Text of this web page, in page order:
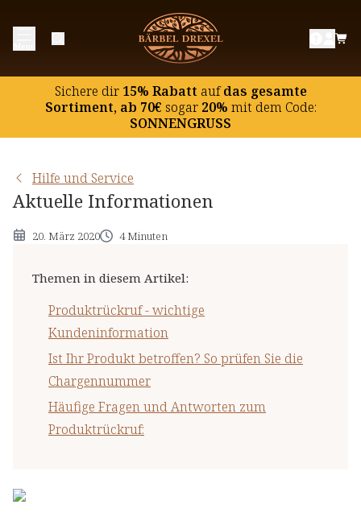
Sichere dir15% Rabatt aufdas gesamte
Sortiment, ab 70€ sogar20% mit dem Code:
SONNENGRUSS
Hilfe und Service
Aktuelle Informationen
20. März 2020 4 Minuten
Themen in diesem Artikel:
Produktrückruf - wichtige
Kundeninformation
Ist Ihr Produkt betroffen? So prüfen Sie die
Chargennummer
Häufige Fragen und Antworten zum
Produktrückruf:
Produktrückruf - wichtige
Kundeninformation
Ist Ihr Produkt betroffen? So prüfen Sie die
Chargennummer
Häufige Fragen und Antworten zum